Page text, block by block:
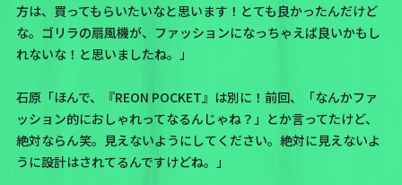
方は、買ってもらいたいなと思います！とても良かったんだけど
な。ゴリラの扇風機が、ファッションになっちゃえば良いかもし
れないな！と思いましたね。」
石原「ほんで、『REON POCKET』は別に！前回、「なんかファ
ッション的におしゃれってなるんじゃね？」とか言ってたけど、
絶対ならん笑。見えないようにしてください。絶対に見えないよ
うに設計はされてるんですけどね。」